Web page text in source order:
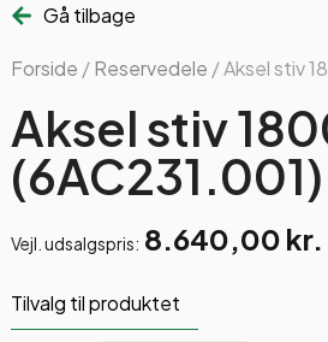
Gå tilbage
Forside /Reservedele / Aksel stiv
Aksel stiv
(6AC231.001)
Vejl. udsalgspris: 8.640,00 kr.
Tilvalg til produktet